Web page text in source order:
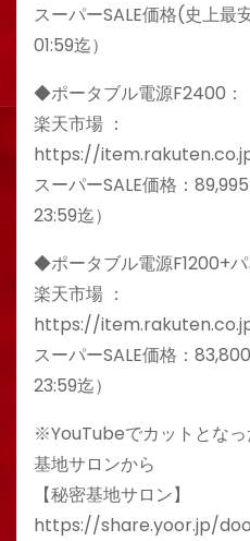
スーパーSALE価格(史上最
01:59迄）
◆ポータブル電源F2400：
楽天市場 ：
https://
スーパーSALE価格：
23:59迄）
◆ポータブル電源F1200+
楽天市場 ：
https://
スーパーSALE価格：
23:59迄）
※YouTubeでカットとな
基地サロンから
【秘密基地サロン】
https://share.yoor.jp/